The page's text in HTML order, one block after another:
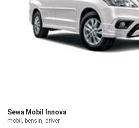
Sewa Mobil Innova
mobil, bensin, driver